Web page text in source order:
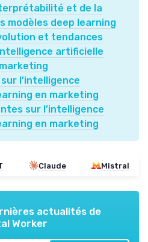
et de la
modèles deep learning
et tendances
artificielle
l’intelligence
en marketing
sur l’intelligence
en marketing
Claude Mistral
actualités de
Worker